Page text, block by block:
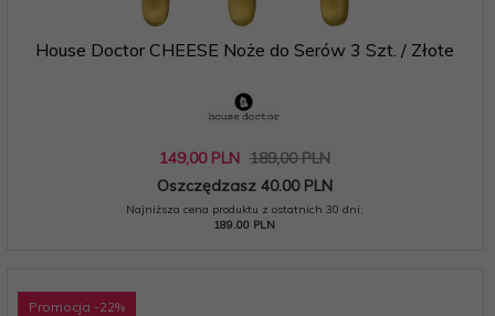
House Doctor CHEESE Noże do Serów 3 Szt. / Złote
149,00 PLN 189,00 PLN
Oszczędzasz 40.00 PLN
Najniższa cena produktu z ostatnich 30 dni:
189.00 PLN
Promocja -22%